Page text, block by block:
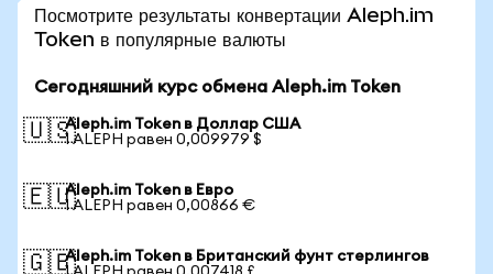
Посмотрите результаты конвертации Aleph.im
Token в популярные валюты
Сегодняшний курс обмена Aleph.im Token
🇺🇸Aleph.im Token в Доллар США
1 ALEPH равен 0,009979 $
🇪🇺Aleph.im Token в Евро
1 ALEPH равен 0,00866 €
🇬🇧Aleph.im Token в Британский фунт стерлингов